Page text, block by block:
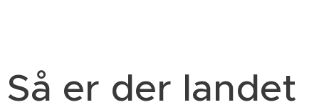
Så er der landet